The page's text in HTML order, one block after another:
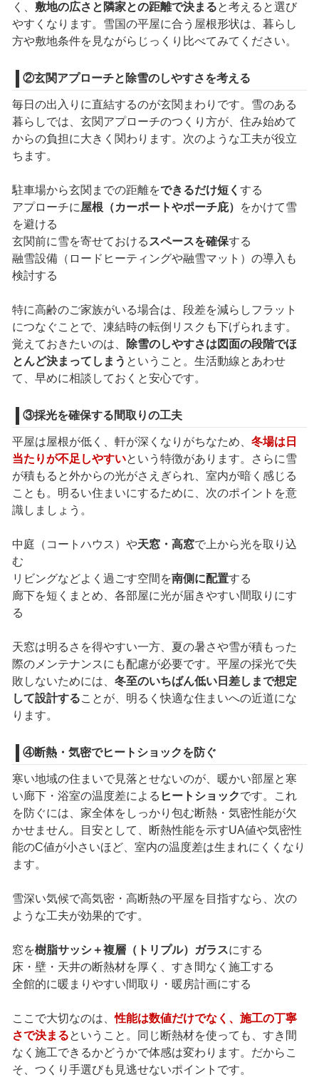
く、 敷地の広さと隣家との距離で決まると考えると選び
やすくなります。雪国の平屋に合う屋根形状は、暮らし
方や敷地条件を見ながらじっくり比べてみてください。
②玄関アプローチと除雪のしやすさを考える
毎日の出入りに直結するのが玄関まわりです。雪のある
暮らしでは、玄関アプローチのつくり方が、住み始めて
からの負担に大きく関わります。次のような工夫が役立
ちます。
駐車場から玄関までの距離をできるだけ短く する
アプローチに屋根（カーポートやポーチ庇）
をかけて雪
を避ける
玄関前に雪を寄せておける スペースを確保する
融雪設備（ロードヒーティングや融雪マット）の導入も
検討する
特に高齢のご家族がいる場合は、段差を減らしフラット
につなぐことで、凍結時の転倒リスクも下げられます。
覚えておきたいのは、
除雪のしやすさは図面の段階でほ
とんど決まってしまう ということ。生活動線とあわせ
て、早めに相談しておくと安心です。
③採光を確保する間取りの工夫
平屋は屋根が低く、軒が深くなりがちなため、 冬場は日
当たりが不足しやすいという特徴があります。さらに雪
が積もると外からの光がさえぎられ、室内が暗く感じる
ことも。明るい住まいにするために、次のポイントを意
識しましょう。
中庭（コートハウス）や天窓・高窓で上から光を取り込
む
リビングなどよく過ごす空間を南側に配置する
廊下を短くまとめ、各部屋に光が届きやすい間取りにす
る
天窓は明るさを得やすい一方、夏の暑さや雪が積もった
際のメンテナンスにも配慮が必要です。平屋の採光で失
敗しないためには、 冬至のいちばん低い日差しまで想定
して設計することが、明るく快適な住まいへの近道にな
ります。
④断熱・気密でヒートショックを防ぐ
寒い地域の住まいで見落とせないのが、暖かい部屋と寒
い廊下・浴室の温度差による ヒートショックです。これ
を防ぐには、家全体をしっかり包む断熱・気密性能が欠
かせません。目安として、断熱性能を示すUA値や気密性
能のC値が小さいほど、室内の温度差は生まれにくくなり
ます。
雪深い気候で高気密・高断熱の平屋を目指すなら、次の
ような工夫が効果的です。
窓を樹脂サッシ＋複層（トリプル）ガラスにする
床・壁・天井の断熱材を厚く、すき間なく施工する
全館的に暖まりやすい間取り・暖房計画にする
ここで大切なのは、性能は数値だけでなく、施工の丁寧
さで決まるということ。同じ断熱材を使っても、すき間
なく施工できるかどうかで体感は変わります。だからこ
そ、つくり手選びも見逃せないポイントです。